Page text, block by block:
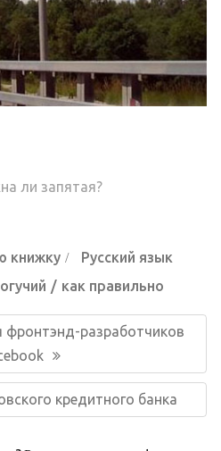
ли запятая?
книжку
Русский язык
как правильно
разработчиков
кредитного банка